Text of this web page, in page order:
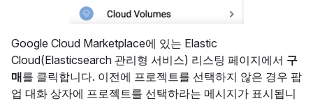
Google Cloud Marketplace에 있는 Elastic
Cloud(Elasticsearch 관리형 서비스) 리스팅 페이지에서 구
매를 클릭합니다. 이전에 프로젝트를 선택하지 않은 경우 팝
업 대화 상자에 프로젝트를 선택하라는 메시지가 표시됩니